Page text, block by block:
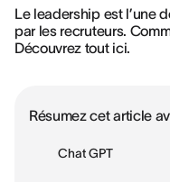
Le leadership est l’une
par les recruteurs.
Découvrez tout ici.
Résumez cet article
Chat GPT